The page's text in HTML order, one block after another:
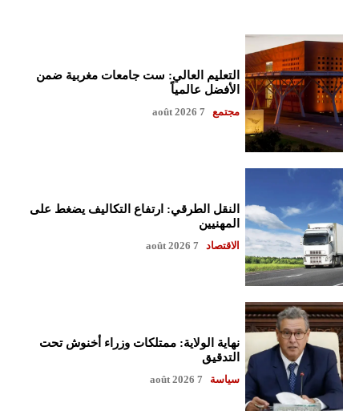
التعليم العالي: ست جامعات مغربية ضمن
الأفضل عالمياً
مجتمع 7 août 2026
النقل الطرقي: ارتفاع التكاليف يضغط على
المهنيين
الاقتصاد 7 août 2026
نهاية الولاية: ممتلكات وزراء أخنوش تحت
التدقيق
سياسة 7 août 2026